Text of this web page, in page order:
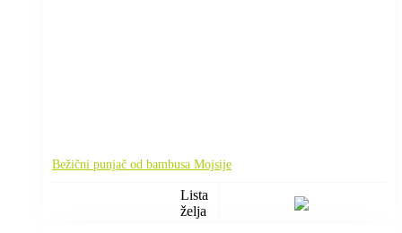
Bežični punjač od bambusa Mojsije
Lista
želja